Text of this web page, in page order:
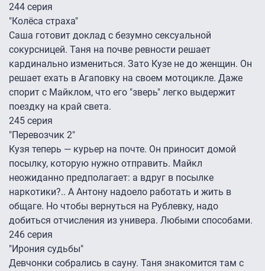
244 серия
"Колёса страха"
Саша готовит доклад с безумно сексуальной
сокурсницей. Таня на почве ревности решает
кардинально измениться. Зато Кузе не до женщин. Он
решает ехать в Агаповку на своем мотоцикле. Даже
спорит с Майклом, что его "зверь" легко выдержит
поездку на край света.
245 серия
"Перевозчик 2"
Кузя теперь — курьер на почте. Он приносит домой
посылку, которую нужно отправить. Майкл
неожиданно предполагает: а вдруг в посылке
наркотики?.. А Антону надоело работать и жить в
общаге. Но чтобы вернуться на Рублевку, надо
добиться отчисления из универа. Любыми способами.
246 серия
"Ирония судьбы"
Девчонки собрались в сауну. Таня знакомится там с